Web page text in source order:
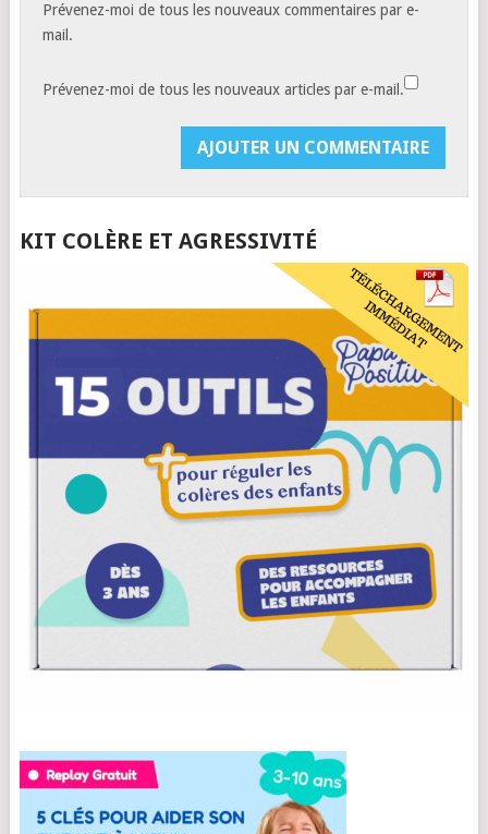
Prévenez-moi de tous les nouveaux commentaires par e-
mail.
Prévenez-moi de tous les nouveaux articles par e-mail.
KIT COLÈRE ET AGRESSIVITÉ